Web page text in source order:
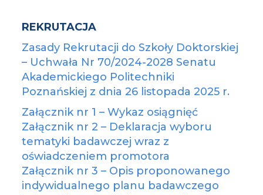
REKRUTACJA
Zasady Rekrutacji do Szkoły Doktorskiej
– Uchwała Nr 70/2024-2028 Senatu
Akademickiego Politechniki
Poznańskiej z dnia 26 listopada 2025 r.
Załącznik nr 1 – Wykaz osiągnięć
Załącznik nr 2 – Deklaracja wyboru
tematyki badawczej wraz z
oświadczeniem promotora
Załącznik nr 3 – Opis proponowanego
indywidualnego planu badawczego